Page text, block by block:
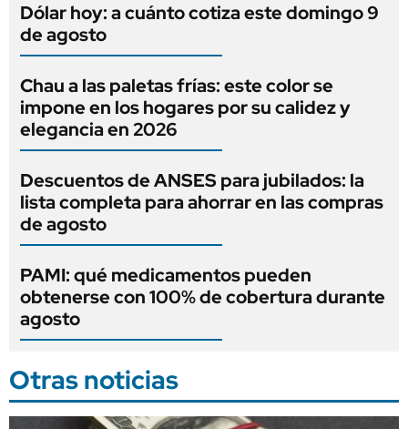
Dólar hoy: a cuánto cotiza este domingo 9
de agosto
Chau a las paletas frías: este color se
impone en los hogares por su calidez y
elegancia en 2026
Descuentos de ANSES para jubilados: la
lista completa para ahorrar en las compras
de agosto
PAMI: qué medicamentos pueden
obtenerse con 100% de cobertura durante
agosto
Otras noticias